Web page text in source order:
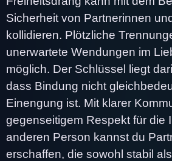
Sicherheit von Partnerinnen
kollidieren. Plötzliche
unerwartete Wendungen im
möglich. Der Schlüssel liegt
dass Bindung nicht
Einengung ist. Mit klarer
gegenseitigem Respekt für die
anderen Person kannst du
erschaffen, die sowohl stabil